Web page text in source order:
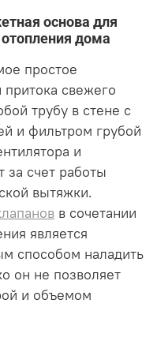
основа для
дома
простое
притока свежего
трубу в стене с
и фильтром грубой
и
за счет работы
вытяжки.
в сочетании
является
способом наладить
он не позволяет
и объемом